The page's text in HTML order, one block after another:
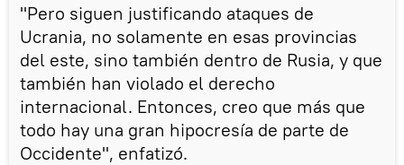
"Pero siguen justificando ataques de
Ucrania, no solamente en esas provincias
del este, sino también dentro de Rusia, y que
también han violado el derecho
internacional. Entonces, creo que más que
todo hay una gran hipocresía de parte de
Occidente", enfatizó.